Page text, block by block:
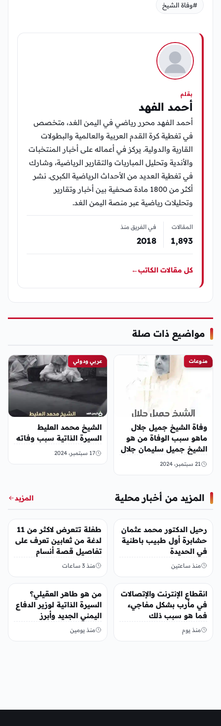
#وفاة الشيخ
بقلم
أحمد الفهد
أحمد الفهد محرر رياضي في اليمن الغد، متخصص
في تغطية كرة القدم العربية والعالمية والبطولات
القارية والدولية. يركز في أعماله على أخبار المنتخبات
والأندية وتحليل المباريات والتقارير الرياضية، وشارك
في تغطية العديد من الأحداث الرياضية الكبرى. نشر
أكثر من 1800 مادة صحفية بين أخبار وتقارير
وتحليلات رياضية عبر منصة اليمن الغد.
المقالات
1٬893
في الفريق منذ
2018
كل مقالات الكاتب←
مواضيع ذات صلة
منوعات
وفاة الشيخ جميل جلال
ماهو سبب الوفاة من هو
الشيخ جميل سليمان جلال
ويكيبيديا
21 سبتمبر، 2024
عربي ودولي
الشيخ محمد العليط
السيرة الذاتية سبب وفاته
17 سبتمبر، 2024
المزيد من أخبار محلية المزيد
أخبار محلية
رحيل الدكتور محمد عثمان
حشابرة أول طبيب باطنية
في الحديدة
منذ ساعتين
أخبار محلية
طفلة تتعرض لاكثر من 11
لدغة من ثعابين تعرف على
تفاصيل قصة أنسام
العريقي
منذ 3 ساعات
أخبار محلية
انقطاع الإنترنت والإتصالات
في مأرب بشكل مفاجيء
فما هو سبب ذلك
منذ يوم
أخبار محلية
من هو طاهر العقيلي؟
السيرة الذاتية لوزير الدفاع
اليمني الجديد وأبرز
مناصبه
منذ يومين